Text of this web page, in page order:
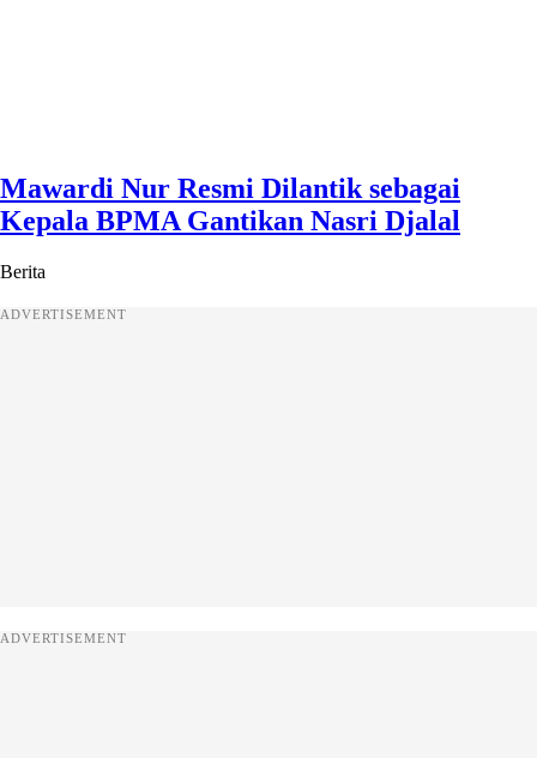
Mawardi Nur Resmi Dilantik sebagai
Kepala BPMA Gantikan Nasri Djalal
Berita
ADVERTISEMENT
ADVERTISEMENT